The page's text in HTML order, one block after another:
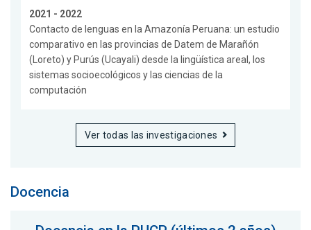
2021 - 2022
Contacto de lenguas en la Amazonía Peruana: un estudio
comparativo en las provincias de Datem de Marañón
(Loreto) y Purús (Ucayali) desde la lingüística areal, los
sistemas socioecológicos y las ciencias de la
computación
Ver todas las investigaciones
Docencia